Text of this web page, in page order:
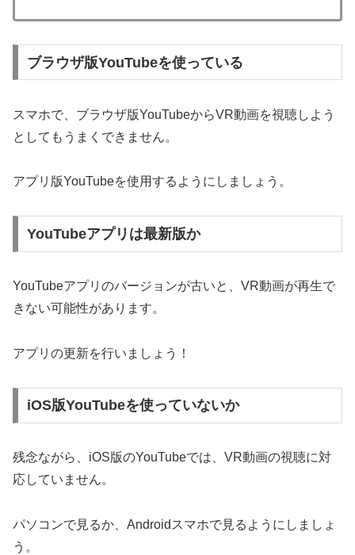
ブラウザ版YouTubeを使っている
スマホで、ブラウザ版YouTubeからVR動画を視聴しよう
としてもうまくできません。
アプリ版YouTubeを使用するようにしましょう。
YouTubeアプリは最新版か
YouTubeアプリのバージョンが古いと、VR動画が再生で
きない可能性があります。
アプリの更新を行いましょう！
iOS版YouTubeを使っていないか
残念ながら、iOS版のYouTubeでは、VR動画の視聴に対
応していません。
パソコンで見るか、Androidスマホで見るようにしましょ
う。